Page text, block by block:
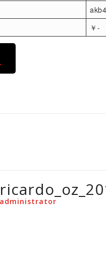
￥-
administrator